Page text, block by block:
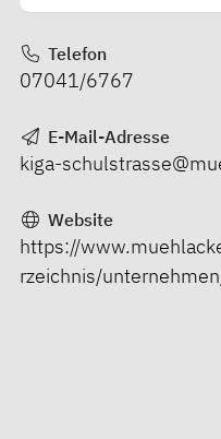
Telefon
07041/6767
E-Mail-Adresse
kiga-
Website
https://
rzeichnis/